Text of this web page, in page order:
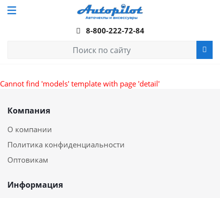
8-800-222-72-84
Cannot find 'models' template with page 'detail'
Компания
О компании
Политика конфиденциальности
Оптовикам
Информация